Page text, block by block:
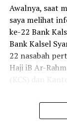
Awalnya, saat
saya melihat
ke-22 Bank
Bank Kalsel
22 nasabah
Haji iB Ar-
(KCS) dan
Cukup dengan